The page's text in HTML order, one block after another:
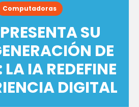
Computadoras
SU
DE
IA REDEFINE
DIGITAL